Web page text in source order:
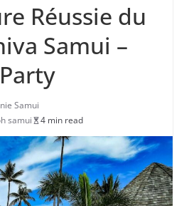
Réussie du
Samui –
Samui
samui 4 min read